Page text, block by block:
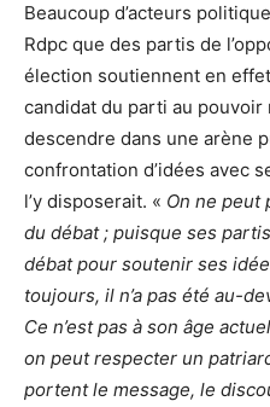
Beaucoup d’acteurs
Rdpc que des partis de
élection soutiennent en
candidat du parti au pouvoir
descendre dans une arène
confrontation d’idées avec
l’y disposerait. « On ne peut
du débat ; puisque ses
débat pour soutenir ses
toujours, il n’a pas été au-
Ce n’est pas à son âge
on peut respecter un
portent le message, le